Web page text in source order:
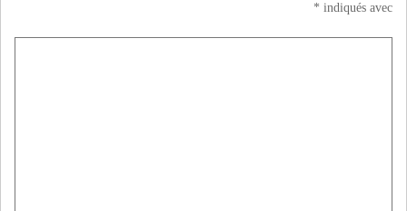
indiqués avec
*